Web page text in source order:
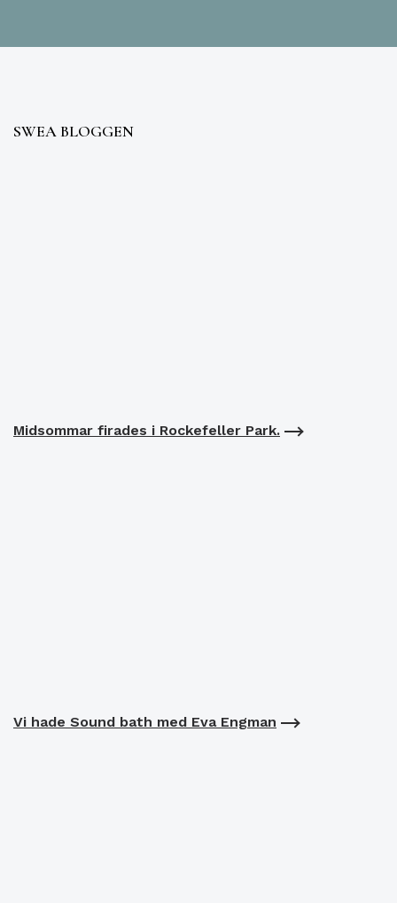
SWEA BLOGGEN
Midsommar firades i Rockefeller Park.
Vi hade Sound bath med Eva Engman